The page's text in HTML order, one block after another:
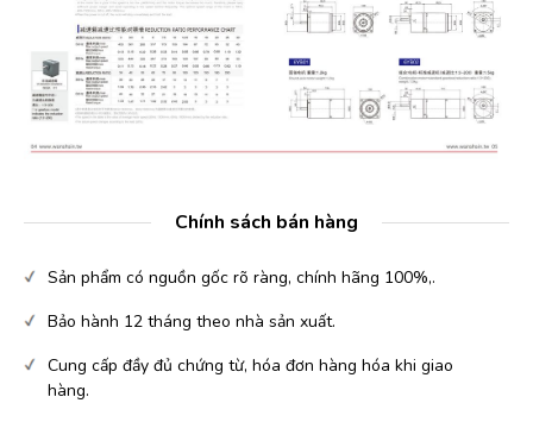
Chính sách bán hàng
Sản phẩm có nguồn gốc rõ ràng, chính hãng 100%,.
Bảo hành 12 tháng theo nhà sản xuất.
Cung cấp đầy đủ chứng từ, hóa đơn hàng hóa khi giao
hàng.